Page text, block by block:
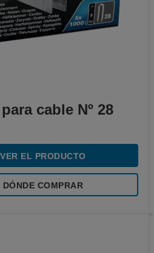
cable Nº 28
VER EL PRODUCTO
DÓNDE COMPRAR